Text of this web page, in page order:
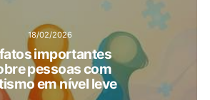
18/02/2026
importantes
pessoas com
em nível leve